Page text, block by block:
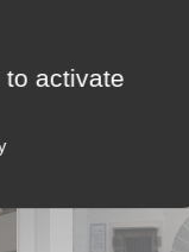
activate